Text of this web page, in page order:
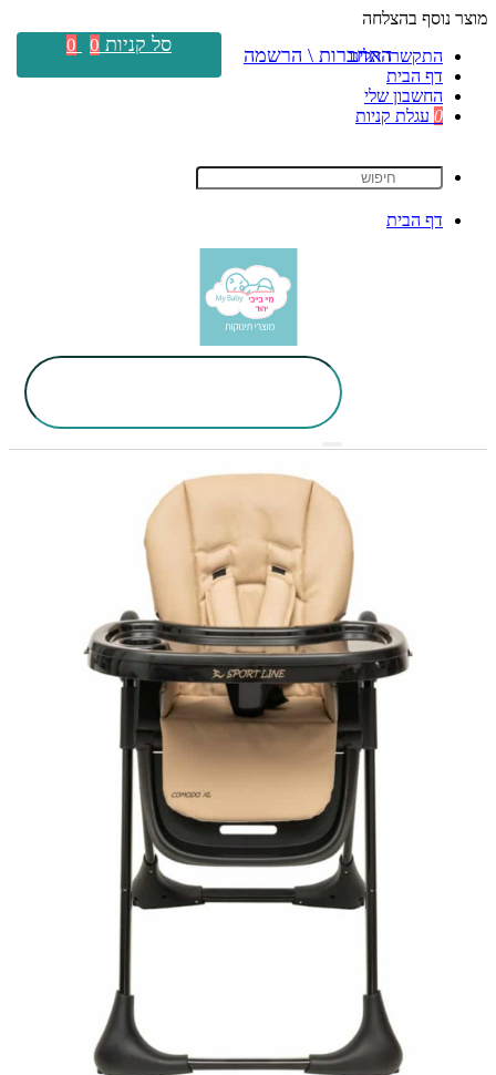
מוצר נוסף בהצלחה
התקשרו אלינו
דף הבית
החשבון שלי
0 עגלת קניות
דף הבית
התחברות \ הרשמה סל קניות 0
0